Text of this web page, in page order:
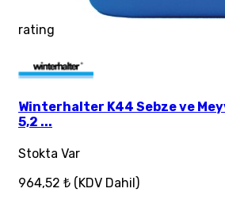
rating
Winterhalter K44 Sebze ve
5,2 ...
Stokta Var
964,52 ₺ (KDV Dahil)